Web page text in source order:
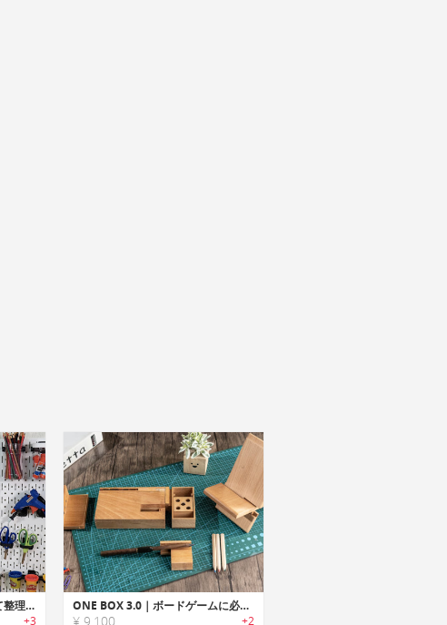
Wallwerx｜ニーズに合わせて整理整頓できるオーガナイズシステム
+3
ONE BOX 3.0｜ボードゲームに必要なツールを収納できる、木製オーガナイザー
¥ 9,100 +2